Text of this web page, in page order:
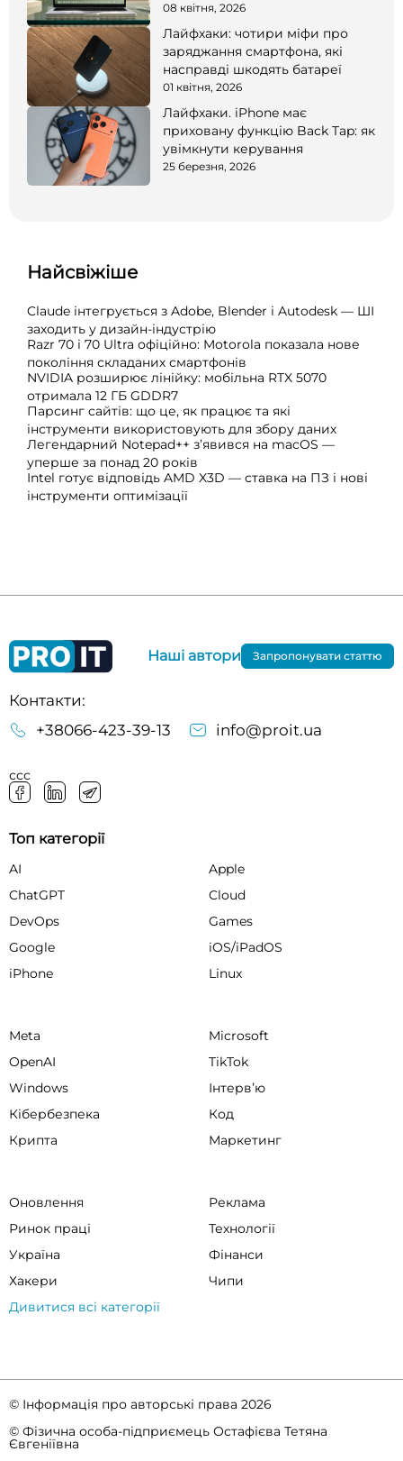
08 квітня, 2026
Лайфхаки: чотири міфи про
заряджання смартфона, які
насправді шкодять батареї
01 квітня, 2026
Лайфхаки. iPhone має
приховану функцію Back Tap: як
увімкнути керування
25 березня, 2026
Найсвіжіше
Claude інтегрується з Adobe, Blender і Autodesk — ШІ
заходить у дизайн-індустрію
Razr 70 і 70 Ultra офіційно: Motorola показала нове
покоління складаних смартфонів
NVIDIA розширює лінійку: мобільна RTX 5070
отримала 12 ГБ GDDR7
Парсинг сайтів: що це, як працює та які
інструменти використовують для збору даних
Легендарний Notepad++ з’явився на macOS —
уперше за понад 20 років
Intel готує відповідь AMD X3D — ставка на ПЗ і нові
інструменти оптимізації
Контакти:
+38066-423-39-13
info@proit.ua
ссс
Наші автори Запропонувати статтю
Топ категорії
AI
Apple
ChatGPT
Cloud
DevOps
Games
Google
iOS/iPadOS
iPhone
Linux
Meta
Microsoft
OpenAI
TikTok
Windows
Інтервʼю
Кібербезпека
Код
Крипта
Маркетинг
Оновлення
Реклама
Ринок праці
Технології
Україна
Фінанси
Хакери
Чипи
Дивитися всі категорії
© Інформація про авторські права 2026
© Фізична особа-підприємець Остафієва Тетяна
Євгеніївна